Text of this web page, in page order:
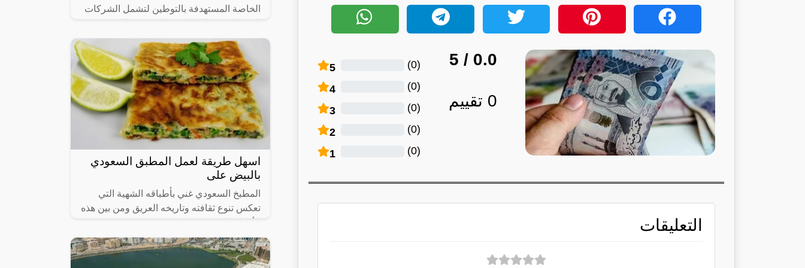
0.0
/ 5
0 تقييم
5 (
0
)
4 (
0
)
3 (
0
)
2 (
0
)
1 (
0
)
التعليقات
الخاصة المستهدفة بالتوطين لتشمل الشركات
عاملاً، في 14 نشاطاً اقتصادياً رئيساً تم
اسهل طريقة لعمل المطبق السعودي
بالبيض على
المطبخ السعودي غني بأطباقه الشهية التي
تعكس تنوع ثقافته وتاريخه العريق ومن بين هذه
رقيقة محشوة بالبيض واللحم المفروم